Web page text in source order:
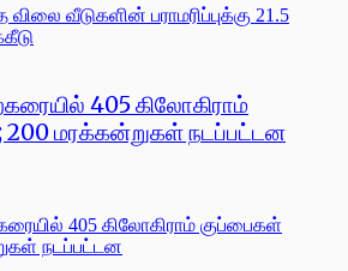
405 கிலோகிராம்
மரக்கன்றுகள் நடப்பட்டன